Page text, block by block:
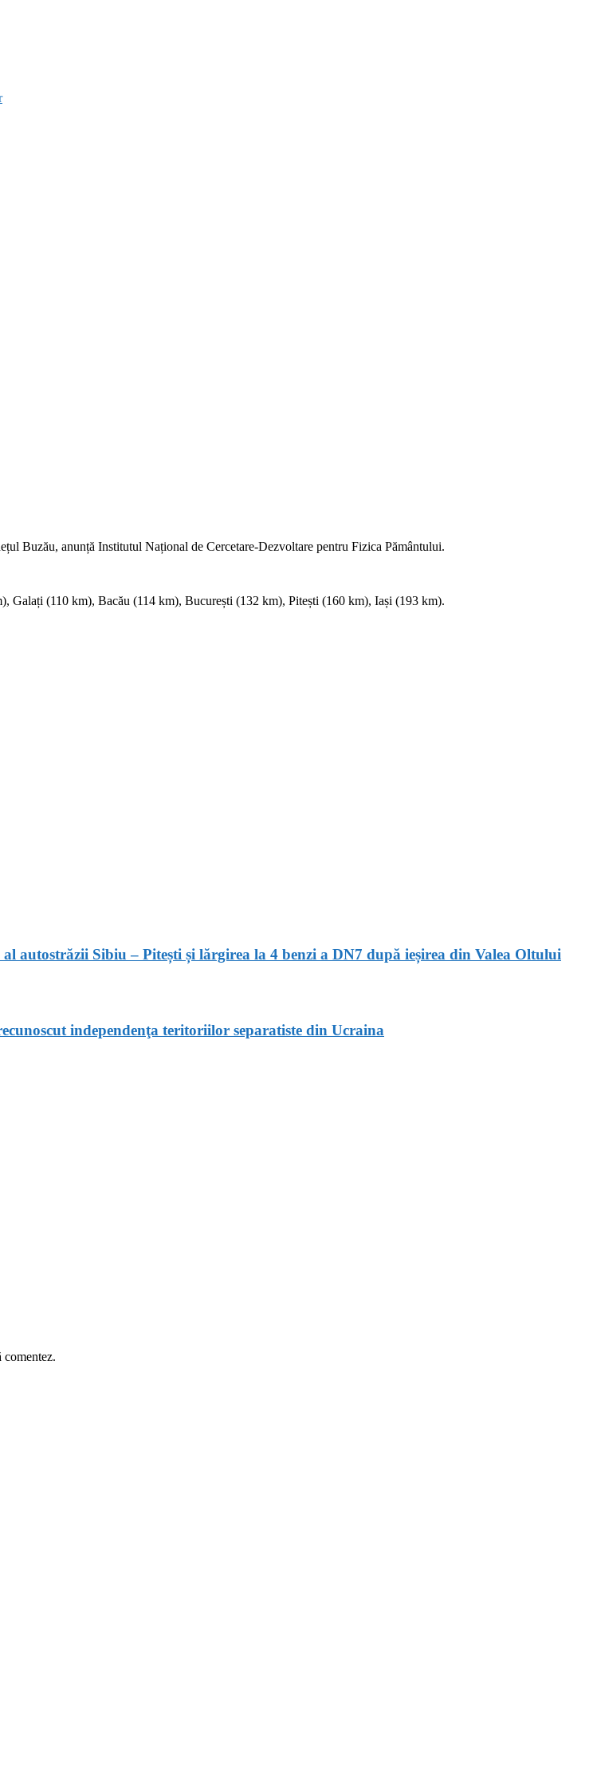
Buzău, anunță Institutul Național de Cercetare-Dezvoltare pentru Fizica Pământului.
Galați (110 km), Bacău (114 km), București (132 km), Pitești (160 km), Iași (193 km).
Sibiu – Pitești și lărgirea la 4 benzi a DN7 după ieșirea din Valea Oltului
independenţa teritoriilor separatiste din Ucraina
comentez.